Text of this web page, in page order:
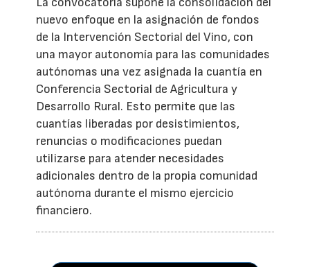
nuevo enfoque en la asignación de fondos
de la Intervención Sectorial del Vino, con
una mayor autonomía para las comunidades
autónomas una vez asignada la cuantía en
Conferencia Sectorial de Agricultura y
Desarrollo Rural. Esto permite que las
cuantías liberadas por desistimientos,
renuncias o modificaciones puedan
utilizarse para atender necesidades
adicionales dentro de la propia comunidad
autónoma durante el mismo ejercicio
financiero.